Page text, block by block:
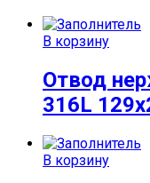
В корзину
Отвод
316L
В корзину